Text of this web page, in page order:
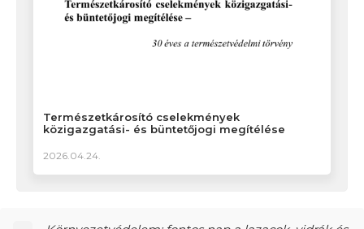
Természetkárosító cselekmények
közigazgatási- és büntetőjogi megítélése
2026.04.24.